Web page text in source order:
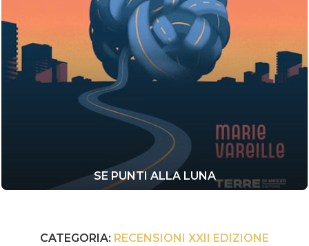
SE PUNTI ALLA LUNA
CATEGORIA: RECENSIONI XXII EDIZIONE